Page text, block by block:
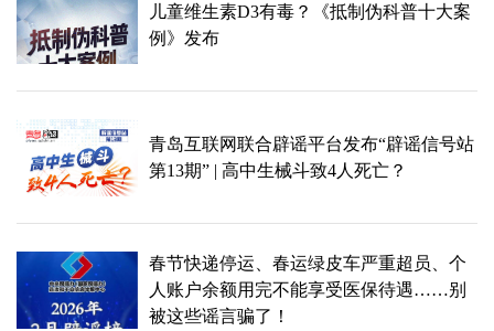
儿童维生素D3有毒？《抵制伪科普十大案
例》发布
青岛互联网联合辟谣平台发布“辟谣信号站
第13期” | 高中生械斗致4人死亡？
春节快递停运、春运绿皮车严重超员、个
人账户余额用完不能享受医保待遇……别
被这些谣言骗了！